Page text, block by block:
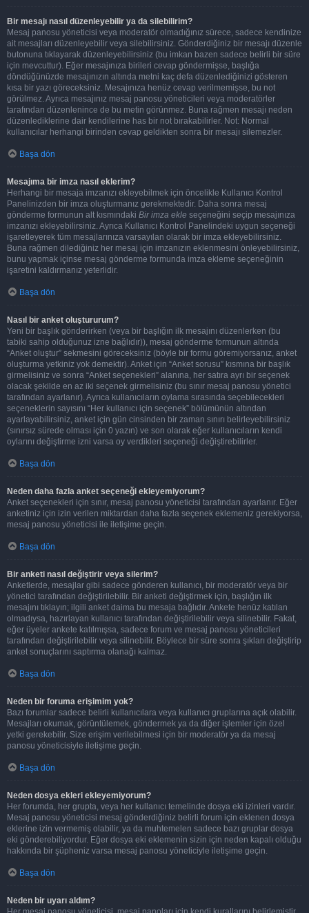
Bir mesajı nasıl düzenleyebilir ya da silebilirim?
Mesaj panosu yöneticisi veya moderatör olmadığınız sürece, sadece kendinize
ait mesajları düzenleyebilir veya silebilirsiniz. Gönderdiğiniz bir mesajı düzenle
butonuna tıklayarak düzenleyebilirsiniz (bu imkan bazen sadece belirli bir süre
için mevcuttur). Eğer mesajınıza birileri cevap göndermişse, başlığa
döndüğünüzde mesajınızın altında metni kaç defa düzenlediğinizi gösteren
kısa bir yazı göreceksiniz. Mesajınıza henüz cevap verilmemişse, bu not
görülmez. Ayrıca mesajınız mesaj panosu yöneticileri veya moderatörler
tarafından düzenlenince de bu metin görünmez. Buna rağmen mesajı neden
düzenlediklerine dair kendilerine has bir not bırakabilirler. Not: Normal
kullanıcılar herhangi birinden cevap geldikten sonra bir mesajı silemezler.
Başa dön
Mesajıma bir imza nasıl eklerim?
Herhangi bir mesaja imzanızı ekleyebilmek için öncelikle Kullanıcı Kontrol
Panelinizden bir imza oluşturmanız gerekmektedir. Daha sonra mesaj
gönderme formunun alt kısmındaki Bir imza ekle seçeneğini seçip mesajınıza
imzanızı ekleyebilirsiniz. Ayrıca Kullanıcı Kontrol Panelindeki uygun seçeneği
işaretleyerek tüm mesajlarınıza varsayılan olarak bir imza ekleyebilirsiniz.
Buna rağmen dilediğiniz her mesaj için imzanızın eklenmesini önleyebilirsiniz,
bunu yapmak içinse mesaj gönderme formunda imza ekleme seçeneğinin
işaretini kaldırmanız yeterlidir.
Başa dön
Nasıl bir anket oluştururum?
Yeni bir başlık gönderirken (veya bir başlığın ilk mesajını düzenlerken (bu
tabiki sahip olduğunuz izne bağlıdır)), mesaj gönderme formunun altında
“Anket oluştur” sekmesini göreceksiniz (böyle bir formu göremiyorsanız, anket
oluşturma yetkiniz yok demektir). Anket için “Anket sorusu” kısmına bir başlık
girmelisiniz ve sonra “Anket seçenekleri” alanına, her satıra ayrı bir seçenek
olacak şekilde en az iki seçenek girmelisiniz (bu sınır mesaj panosu yönetici
tarafından ayarlanır). Ayrıca kullanıcıların oylama sırasında seçebilecekleri
seçeneklerin sayısını “Her kullanıcı için seçenek” bölümünün altından
ayarlayabilirsiniz, anket için gün cinsinden bir zaman sınırı belirleyebilirsiniz
(sınırsız sürede olması için 0 yazın) ve son olarak eğer kullanıcıların kendi
oylarını değiştirme izni varsa oy verdikleri seçeneği değiştirebilirler.
Başa dön
Neden daha fazla anket seçeneği ekleyemiyorum?
Anket seçenekleri için sınır, mesaj panosu yöneticisi tarafından ayarlanır. Eğer
anketiniz için izin verilen miktardan daha fazla seçenek eklemeniz gerekiyorsa,
mesaj panosu yöneticisi ile iletişime geçin.
Başa dön
Bir anketi nasıl değiştirir veya silerim?
Anketlerde, mesajlar gibi sadece gönderen kullanıcı, bir moderatör veya bir
yönetici tarafından değiştirilebilir. Bir anketi değiştirmek için, başlığın ilk
mesajını tıklayın; ilgili anket daima bu mesaja bağlıdır. Ankete henüz katılan
olmadıysa, hazırlayan kullanıcı tarafından değiştirilebilir veya silinebilir. Fakat,
eğer üyeler ankete katılmışsa, sadece forum ve mesaj panosu yöneticileri
tarafından değiştirilebilir veya silinebilir. Böylece bir süre sonra şıkları değiştirip
anket sonuçlarını saptırma olanağı kalmaz.
Başa dön
Neden bir foruma erişimim yok?
Bazı forumlar sadece belirli kullanıcılara veya kullanıcı gruplarına açık olabilir.
Mesajları okumak, görüntülemek, göndermek ya da diğer işlemler için özel
yetki gerekebilir. Size erişim verilebilmesi için bir moderatör ya da mesaj
panosu yöneticisiyle iletişime geçin.
Başa dön
Neden dosya ekleri ekleyemiyorum?
Her forumda, her grupta, veya her kullanıcı temelinde dosya eki izinleri vardır.
Mesaj panosu yöneticisi mesaj gönderdiğiniz belirli forum için eklenen dosya
eklerine izin vermemiş olabilir, ya da muhtemelen sadece bazı gruplar dosya
eki gönderebiliyordur. Eğer dosya eki eklemenin sizin için neden kapalı olduğu
hakkında bir şüpheniz varsa mesaj panosu yöneticiyle iletişime geçin.
Başa dön
Neden bir uyarı aldım?